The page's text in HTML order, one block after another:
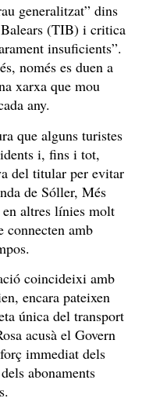
generalitzat” dins
(TIB) i critica
insuficients”.
només es duen a
xarxa que mou
any.
que alguns turistes
i, fins i tot,
del titular per evitar
de Sóller, Més
altres línies molt
connecten amb
coincideixi amb
encara pateixen
única del transport
acusà el Govern
immediat dels
abonaments